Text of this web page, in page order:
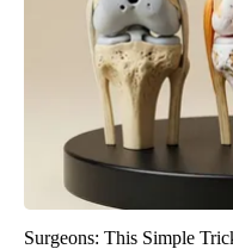
Surgeons: This Simple